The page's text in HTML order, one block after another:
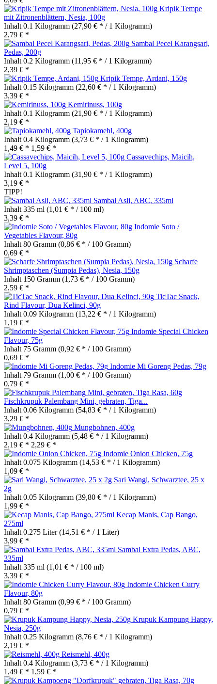
Kripik Tempe
mit Zitronenblättern, Nesia, 100g
Inhalt 0.1 Kilogramm (27,90 € * / 1 Kilogramm)
2,79 € *
Sambal Pecel Karangsari,
Pedas, 200g
Inhalt 0.2 Kilogramm (11,95 € * / 1 Kilogramm)
2,39 € *
Kripik Tempe, Ardani, 150g
Inhalt 0.15 Kilogramm (22,60 € * / 1 Kilogramm)
3,39 € *
Kemirinuss, 100g
Inhalt 0.1 Kilogramm (21,90 € * / 1 Kilogramm)
2,19 € *
Tapiokamehl, 400g
Inhalt 0.4 Kilogramm (3,73 € * / 1 Kilogramm)
1,49 € * 1,59 € *
Cassavechips, Maicih,
Level 5, 100g
Inhalt 0.1 Kilogramm (31,90 € * / 1 Kilogramm)
3,19 € *
TIPP!
Sambal Asli, ABC, 335ml
Inhalt 335 ml (1,01 € * / 100 ml)
3,39 € *
Indomie Soto /
Vegetables Flavour, 80g
Inhalt 80 Gramm (0,86 € * / 100 Gramm)
0,69 € *
Scharfe
Shrimptaschen (Sumpia Pedas), Nesia, 150g
Inhalt 150 Gramm (1,73 € * / 100 Gramm)
2,59 € *
TicTac Snack,
Rind Flavour, Dua Kelinci, 90g
Inhalt 0.09 Kilogramm (13,22 € * / 1 Kilogramm)
1,19 € *
Indomie Special Chicken
Flavour, 75g
Inhalt 75 Gramm (0,92 € * / 100 Gramm)
0,69 € *
Indomie Mi Goreng Pedas, 79g
Inhalt 79 Gramm (1,00 € * / 100 Gramm)
0,79 € *
Fischkrupuk Palembang Mini, gebraten, Tiga...
Inhalt 0.06 Kilogramm (54,83 € * / 1 Kilogramm)
3,29 € *
Mungbohnen, 400g
Inhalt 0.4 Kilogramm (5,48 € * / 1 Kilogramm)
2,19 € * 2,29 € *
Indomie Onion Chicken, 75g
Inhalt 0.075 Kilogramm (14,53 € * / 1 Kilogramm)
1,09 € *
Sari Wangi, Schwarztee, 25 x
2g
Inhalt 0.05 Kilogramm (39,80 € * / 1 Kilogramm)
1,99 € *
Kecap Manis, Cap Bango,
275ml
Inhalt 0.275 Liter(14,51 € * / 1 Liter)
3,99 € *
Sambal Extra Pedas, ABC,
335ml
Inhalt 335 ml (1,01 € * / 100 ml)
3,39 € *
Indomie Chicken Curry
Flavour, 80g
Inhalt 80 Gramm (0,99 € * / 100 Gramm)
0,79 € *
Krupuk Kampung Happy,
Nesia, 250g
Inhalt 0.25 Kilogramm (8,76 € * / 1 Kilogramm)
2,19 € *
Reismehl, 400g
Inhalt 0.4 Kilogramm (3,73 € * / 1 Kilogramm)
1,49 € * 1,59 € *